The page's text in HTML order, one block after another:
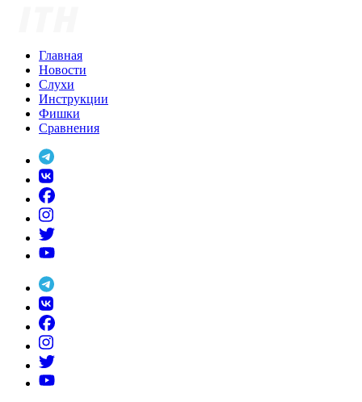
Главная
Новости
Слухи
Инструкции
Фишки
Сравнения